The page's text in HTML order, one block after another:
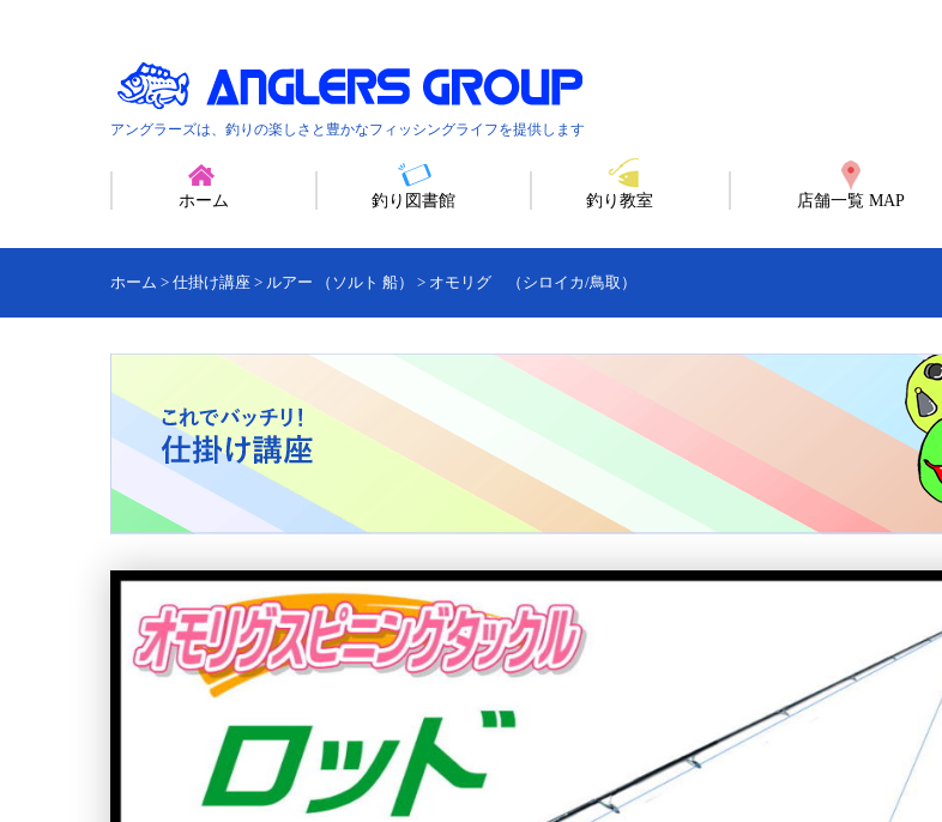
アングラーズは、釣りの楽しさと豊かなフィッシングライフを提供します
ホーム 釣り図書館 釣り教室 店舗一覧 MAP
ホーム > 仕掛け講座 > ルアー （ソルト 船） > オモリグ （シロイカ/鳥取）